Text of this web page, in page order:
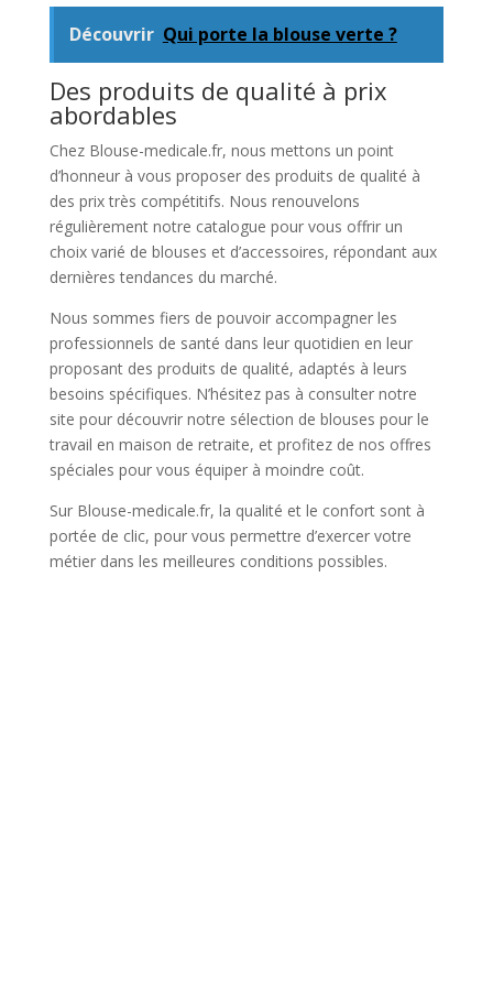
Découvrir Qui porte la blouse verte ?
Des produits de qualité à prix
abordables
Chez Blouse-medicale.fr, nous mettons un point
d’honneur à vous proposer des produits de qualité à
des prix très compétitifs. Nous renouvelons
régulièrement notre catalogue pour vous offrir un
choix varié de blouses et d’accessoires, répondant aux
dernières tendances du marché.
Nous sommes fiers de pouvoir accompagner les
professionnels de santé dans leur quotidien en leur
proposant des produits de qualité, adaptés à leurs
besoins spécifiques. N’hésitez pas à consulter notre
site pour découvrir notre sélection de blouses pour le
travail en maison de retraite, et profitez de nos offres
spéciales pour vous équiper à moindre coût.
Sur Blouse-medicale.fr, la qualité et le confort sont à
portée de clic, pour vous permettre d’exercer votre
métier dans les meilleures conditions possibles.